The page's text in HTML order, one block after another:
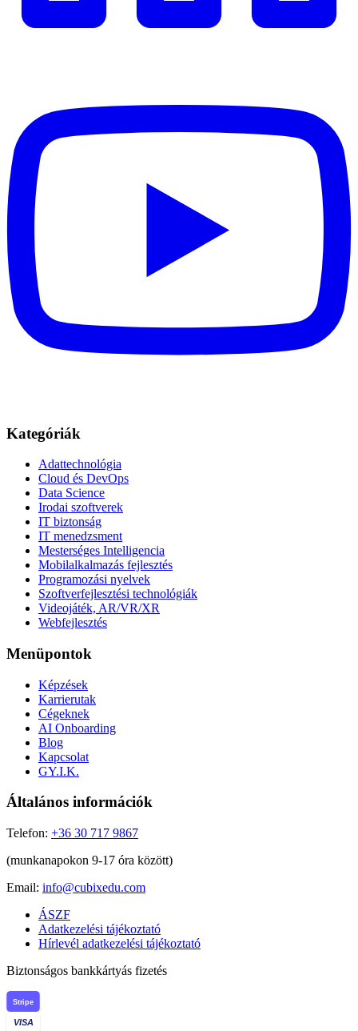
Kategóriák
Adattechnológia
Cloud és DevOps
Data Science
Irodai szoftverek
IT biztonság
IT menedzsment
Mesterséges Intelligencia
Mobilalkalmazás fejlesztés
Programozási nyelvek
Szoftverfejlesztési technológiák
Videojáték, AR/VR/XR
Webfejlesztés
Menüpontok
Képzések
Karrierutak
Cégeknek
AI Onboarding
Blog
Kapcsolat
GY.I.K.
Általános információk
Telefon: +36 30 717 9867
(munkanapokon 9-17 óra között)
Email: info@cubixedu.com
ÁSZF
Adatkezelési tájékoztató
Hírlevél adatkezelési tájékoztató
Biztonságos bankkártyás fizetés
Stripe
VISA